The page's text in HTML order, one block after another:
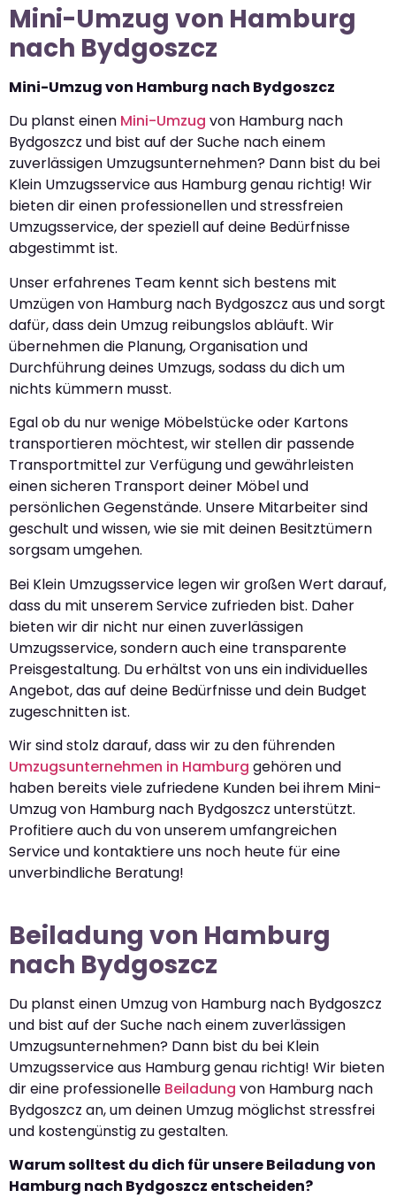
Mini-Umzug von Hamburg
nach Bydgoszcz
Mini-Umzug von Hamburg nach Bydgoszcz
Du planst einen Mini-Umzug von Hamburg nach
Bydgoszcz und bist auf der Suche nach einem
zuverlässigen Umzugsunternehmen? Dann bist du bei
Klein Umzugsservice aus Hamburg genau richtig! Wir
bieten dir einen professionellen und stressfreien
Umzugsservice, der speziell auf deine Bedürfnisse
abgestimmt ist.
Unser erfahrenes Team kennt sich bestens mit
Umzügen von Hamburg nach Bydgoszcz aus und sorgt
dafür, dass dein Umzug reibungslos abläuft. Wir
übernehmen die Planung, Organisation und
Durchführung deines Umzugs, sodass du dich um
nichts kümmern musst.
Egal ob du nur wenige Möbelstücke oder Kartons
transportieren möchtest, wir stellen dir passende
Transportmittel zur Verfügung und gewährleisten
einen sicheren Transport deiner Möbel und
persönlichen Gegenstände. Unsere Mitarbeiter sind
geschult und wissen, wie sie mit deinen Besitztümern
sorgsam umgehen.
Bei Klein Umzugsservice legen wir großen Wert darauf,
dass du mit unserem Service zufrieden bist. Daher
bieten wir dir nicht nur einen zuverlässigen
Umzugsservice, sondern auch eine transparente
Preisgestaltung. Du erhältst von uns ein individuelles
Angebot, das auf deine Bedürfnisse und dein Budget
zugeschnitten ist.
Wir sind stolz darauf, dass wir zu den führenden
Umzugsunternehmen in Hamburg gehören und
haben bereits viele zufriedene Kunden bei ihrem Mini-
Umzug von Hamburg nach Bydgoszcz unterstützt.
Profitiere auch du von unserem umfangreichen
Service und kontaktiere uns noch heute für eine
unverbindliche Beratung!
Beiladung von Hamburg
nach Bydgoszcz
Du planst einen Umzug von Hamburg nach Bydgoszcz
und bist auf der Suche nach einem zuverlässigen
Umzugsunternehmen? Dann bist du bei Klein
Umzugsservice aus Hamburg genau richtig! Wir bieten
dir eine professionelle Beiladung von Hamburg nach
Bydgoszcz an, um deinen Umzug möglichst stressfrei
und kostengünstig zu gestalten.
Warum solltest du dich für unsere Beiladung von
Hamburg nach Bydgoszcz entscheiden?